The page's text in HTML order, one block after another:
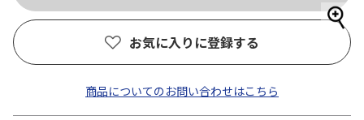
お気に入りに登録する
商品についてのお問い合わせはこちら